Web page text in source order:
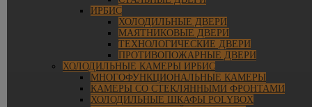
ИРБИС
ХОЛОДИЛЬНЫЕ ДВЕРИ
МАЯТНИКОВЫЕ ДВЕРИ
ТЕХНОЛОГИЧЕСКИЕ ДВЕРИ
ПРОТИВОПОЖАРНЫЕ ДВЕРИ
ХОЛОДИЛЬНЫЕ КАМЕРЫ ИРБИС
МНОГОФУНКЦИОНАЛЬНЫЕ КАМЕРЫ
КАМЕРЫ СО СТЕКЛЯННЫМИ ФРОНТАМИ
ХОЛОДИЛЬНЫЕ ШКАФЫ POLYBOX